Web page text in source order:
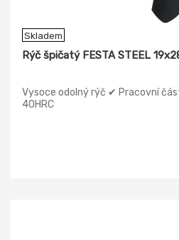
Skladem
Rýč špičatý FESTA STEEL
Vysoce odolný rýč ✔ Pracovní
40HRC